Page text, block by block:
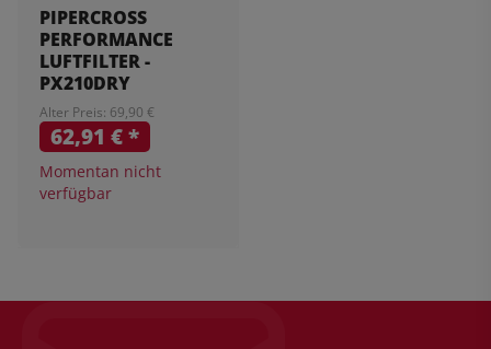
PIPERCROSS
PERFORMANCE
LUFTFILTER -
PX210DRY
Alter Preis: 69,90 €
62,91 €*
Momentan nicht
verfügbar